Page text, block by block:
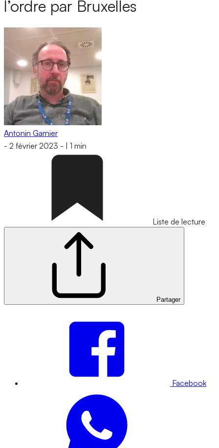
l’ordre par Bruxelles
Antonin Garnier
- 2 février 2023 - 1 min
Liste de lecture
Partager
Facebook